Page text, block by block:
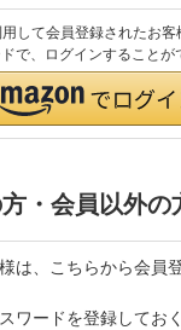
して会員登録されたお客
で、ログインすることが
・会員以外の
は、こちらから会員
ワードを登録してお